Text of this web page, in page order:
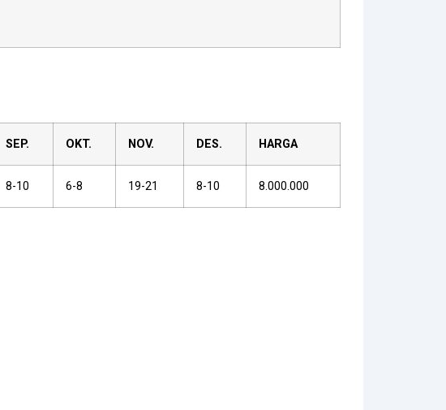
SEP. OKT. NOV. DES. HARGA
8-10 6-8 19-21 8-10 8.000.000